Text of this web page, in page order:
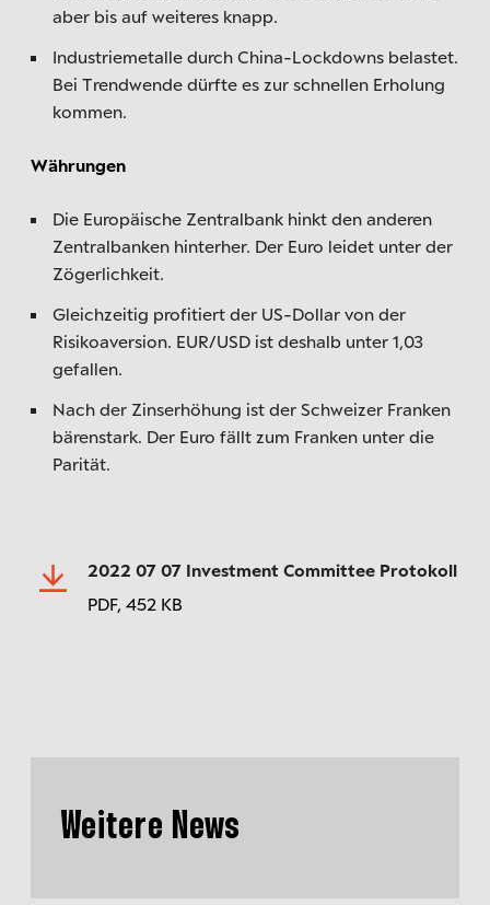
aber bis auf weiteres knapp.
Industriemetalle durch China-Lockdowns belastet.
Bei Trendwende dürfte es zur schnellen Erholung
kommen.
Währungen
Die Europäische Zentralbank hinkt den anderen
Zentralbanken hinterher. Der Euro leidet unter der
Zögerlichkeit.
Gleichzeitig profitiert der US-Dollar von der
Risikoaversion. EUR/USD ist deshalb unter 1,03
gefallen.
Nach der Zinserhöhung ist der Schweizer Franken
bärenstark. Der Euro fällt zum Franken unter die
Parität.
2022 07 07 Investment Committee Protokoll
PDF, 452 KB
Weitere News